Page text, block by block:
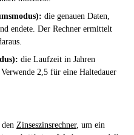
die genauen Daten,
endete. Der Rechner ermittelt
die Laufzeit in Jahren
2,5 für eine Haltedauer
Zinseszinsrechner, um ein